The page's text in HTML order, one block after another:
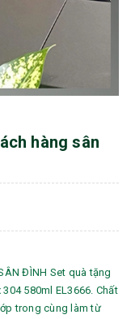
hàng sân
ĐÌNH Set quà tặng
580ml EL3666. Chất
trong cùng làm từ